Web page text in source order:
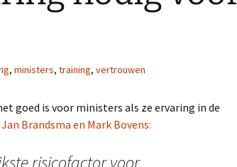
, ministers, training, vertrouwen
goed is voor ministers als ze ervaring in de
Brandsma en Mark Bovens:
risicofactor voor